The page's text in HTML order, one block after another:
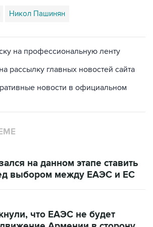
рассылку главных новостей сайта
новости в официальном
выбором между ЕАЭС и ЕС
Армении в сторону